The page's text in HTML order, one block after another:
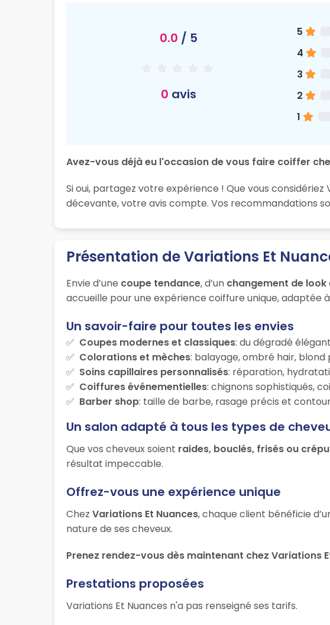
0.0 / 5
0 avis
5
4
3
2
1
Avez-vous déjà eu l'occasion de vous faire coiffer
Si oui, partagez votre expérience ! Que vous
décevante, votre avis compte. Vos recommandations
Présentation de Variations Et
Envie d’une coupe tendance, d’un changement de look
accueille pour une expérience coiffure unique, adaptée
Un savoir-faire pour toutes les envies
Coupes modernes et classiques: du dégradé
Colorations et mèches: balayage, ombré hair,
Soins capillaires personnalisés: réparation,
Coiffures événementielles: chignons sophistiqués,
Barber shop: taille de barbe, rasage précis et
Un salon adapté à tous les types de
Que vos cheveux soient raides, bouclés, frisés ou
résultat impeccable.
Offrez-vous une expérience unique
Chez Variations Et Nuances, chaque client bénéficie
nature de ses cheveux.
Prenez rendez-vous dès maintenant chez Variations
Prestations proposées
Variations Et Nuances n'a pas renseigné ses tarifs.